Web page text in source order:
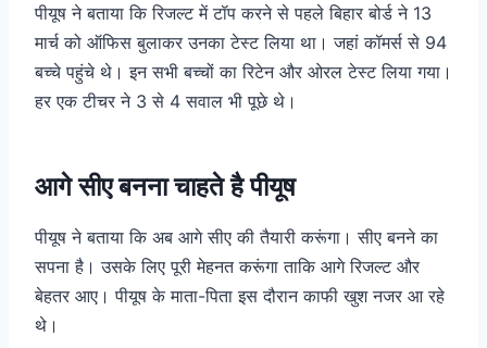
पीयूष ने बताया कि रिजल्ट में टॉप करने से पहले बिहार बोर्ड ने 13
मार्च को ऑफिस बुलाकर उनका टेस्ट लिया था। जहां कॉमर्स से 94
बच्चे पहुंचे थे। इन सभी बच्चों का रिटेन और ओरल टेस्ट लिया गया।
हर एक टीचर ने 3 से 4 सवाल भी पूछे थे।
आगे सीए बनना चाहते है पीयूष
पीयूष ने बताया कि अब आगे सीए की तैयारी करूंगा। सीए बनने का
सपना है। उसके लिए पूरी मेहनत करूंगा ताकि आगे रिजल्ट और
बेहतर आए। पीयूष के माता-पिता इस दौरान काफी खुश नजर आ रहे
थे।